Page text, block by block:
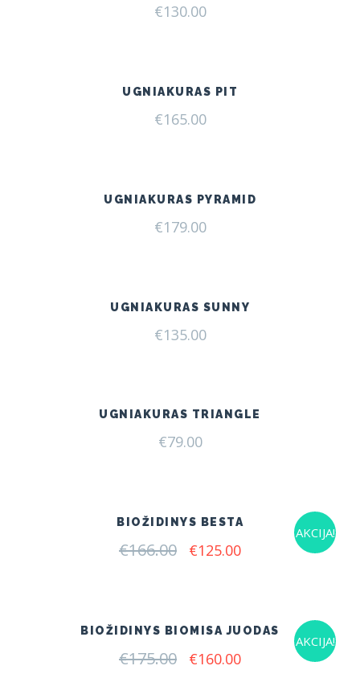
€130.00
UGNIAKURAS PIT
€165.00
UGNIAKURAS PYRAMID
€179.00
UGNIAKURAS SUNNY
€135.00
UGNIAKURAS TRIANGLE
€79.00
AKCIJA!
BIOŽIDINYS BESTA
€166.00 Original
€125.00Current
AKCIJA!
BIOŽIDINYS BIOMISA JUODAS
€175.00 Original
€160.00Current